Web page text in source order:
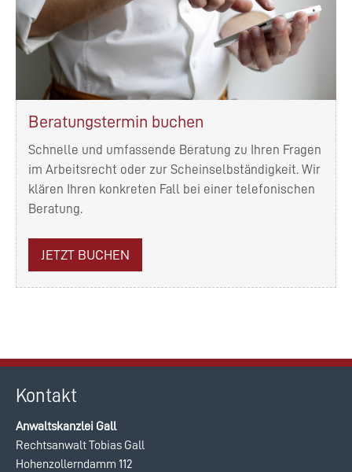
Beratungstermin buchen
Schnelle und umfassende Beratung zu Ihren Fragen
im Arbeitsrecht oder zur Scheinselbständigkeit. Wir
klären Ihren konkreten Fall bei einer telefonischen
Beratung.
JETZT BUCHEN
Kontakt
Anwaltskanzlei Gall
Rechtsanwalt Tobias Gall
Hohenzollerndamm 112